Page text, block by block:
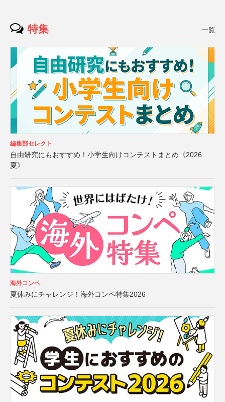
特集 一覧
編集部セレクト
自由研究にもおすすめ！小学生向けコンテストまとめ《2026
夏》
海外コンペ
夏休みにチャレンジ！海外コンペ特集2026